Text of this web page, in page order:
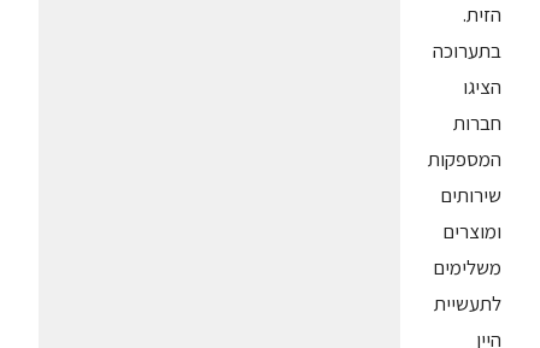
הזית.
בתערוכה
הציגו
חברות
המספקות
שירותים
ומוצרים
משלימים
לתעשיית
היין